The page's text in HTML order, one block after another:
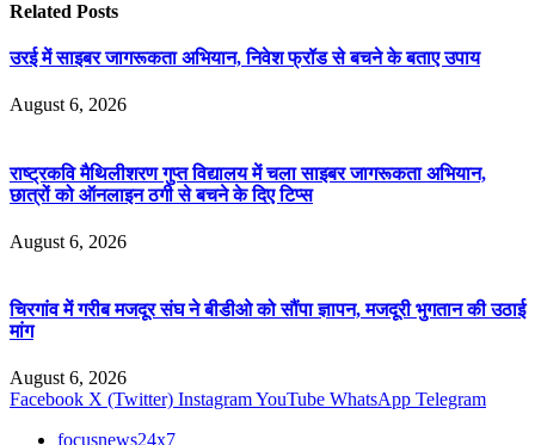
Related Posts
उरई में साइबर जागरूकता अभियान, निवेश फ्रॉड से बचने के बताए उपाय
August 6, 2026
राष्ट्रकवि मैथिलीशरण गुप्त विद्यालय में चला साइबर जागरूकता अभियान,
छात्रों को ऑनलाइन ठगी से बचने के दिए टिप्स
August 6, 2026
चिरगांव में गरीब मजदूर संघ ने बीडीओ को सौंपा ज्ञापन, मजदूरी भुगतान की उठाई
मांग
August 6, 2026
Facebook X (Twitter) InstagramYouTube WhatsApp Telegram
focusnews24x7